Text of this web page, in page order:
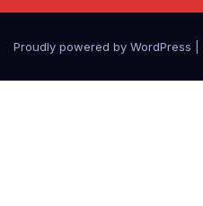
Proudly powered by WordPress